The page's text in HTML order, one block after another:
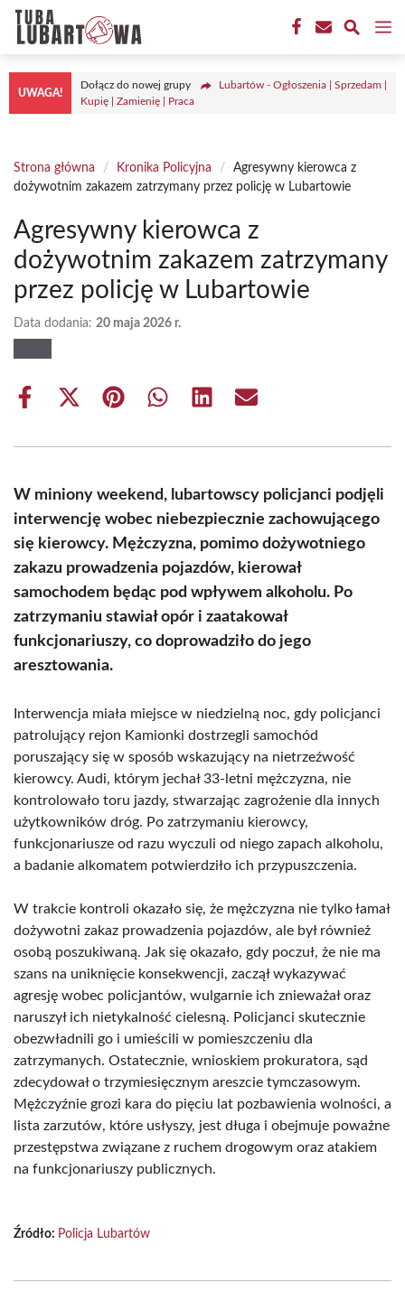
Przejdź
treści
UWAGA!
Dołącz do nowej grupy
Lubartów - Ogłoszenia | Sprzedam |
Kupię | Zamienię | Praca
Strona główna / Kronika Policyjna /
Agresywny kierowca z
dożywotnim zakazem zatrzymany przez policję w Lubartowie
Agresywny kierowca z
dożywotnim zakazem zatrzymany
przez policję w Lubartowie
Data dodania: 20 maja 2026 r.
Share
Share
(Twitter)
Share Share Share Share
W miniony weekend, lubartowscy policjanci podjęli
interwencję wobec niebezpiecznie zachowującego
się kierowcy. Mężczyzna, pomimo dożywotniego
zakazu prowadzenia pojazdów, kierował
samochodem będąc pod wpływem alkoholu. Po
zatrzymaniu stawiał opór i zaatakował
funkcjonariuszy, co doprowadziło do jego
aresztowania.
Interwencja miała miejsce w niedzielną noc, gdy policjanci
patrolujący rejon Kamionki dostrzegli samochód
poruszający się w sposób wskazujący na nietrzeźwość
kierowcy. Audi, którym jechał 33-letni mężczyzna, nie
kontrolowało toru jazdy, stwarzając zagrożenie dla innych
użytkowników dróg. Po zatrzymaniu kierowcy,
funkcjonariusze od razu wyczuli od niego zapach alkoholu,
a badanie alkomatem potwierdziło ich przypuszczenia.
W trakcie kontroli okazało się, że mężczyzna nie tylko łamał
dożywotni zakaz prowadzenia pojazdów, ale był również
osobą poszukiwaną. Jak się okazało, gdy poczuł, że nie ma
szans na uniknięcie konsekwencji, zaczął wykazywać
agresję wobec policjantów, wulgarnie ich znieważał oraz
naruszył ich nietykalność cielesną. Policjanci skutecznie
obezwładnili go i umieścili w pomieszczeniu dla
zatrzymanych. Ostatecznie, wnioskiem prokuratora, sąd
zdecydował o trzymiesięcznym areszcie tymczasowym.
Mężczyźnie grozi kara do pięciu lat pozbawienia wolności, a
lista zarzutów, które usłyszy, jest długa i obejmuje poważne
przestępstwa związane z ruchem drogowym oraz atakiem
na funkcjonariuszy publicznych.
Źródło: Policja Lubartów